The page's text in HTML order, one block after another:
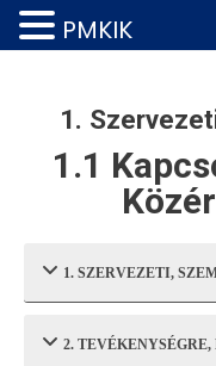
1.
1.1
1. SZERVEZETI,
2.
PMKIK